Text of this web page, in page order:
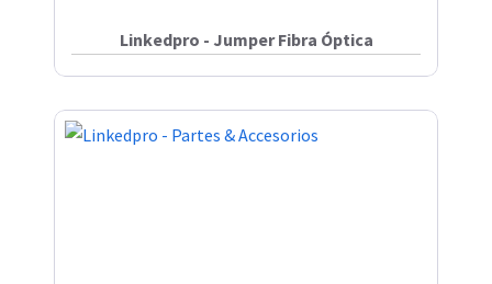
Linkedpro - Jumper Fibra Óptica